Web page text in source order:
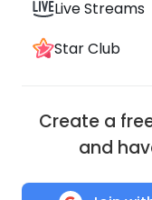
Live Streams
Star Club
Create a
and